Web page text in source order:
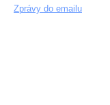
Zprávy do emailu